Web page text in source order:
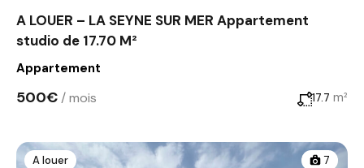
A LOUER – LA SEYNE SUR MER Appartement
studio de 17.70 M²
Appartement
500€ / mois 17.7 m²
A louer 7